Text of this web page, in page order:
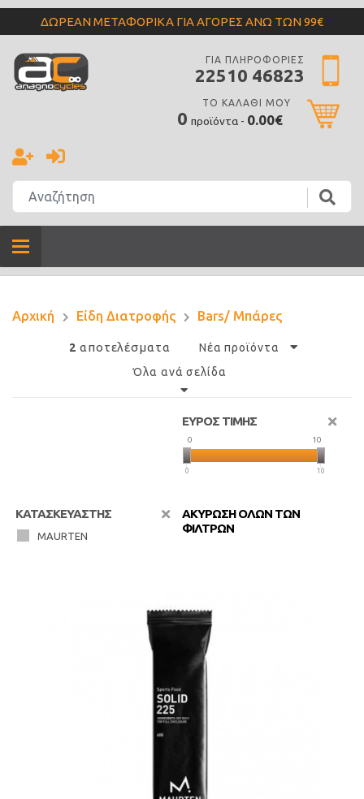
ΔΩΡΕΑΝ ΜΕΤΑΦΟΡΙΚΑ ΓΙΑ ΑΓΟΡΕΣ ΑΝΩ ΤΩΝ 99€
ΓΙΑ ΠΛΗΡΟΦΟΡΙΕΣ
22510 46823
ΤΟ ΚΑΛΑΘΙ ΜΟΥ
0 προϊόντα - 0.00€
Αρχική Είδη Διατροφής Bars/ Μπάρες
2 αποτελέσματα
Νέα προϊόντα
Όλα ανά σελίδα
ΕΥΡΟΣ ΤΙΜΗΣ
0 10
0 10
ΚΑΤΑΣΚΕΥΑΣΤΗΣ
MAURTEN
ΑΚΥΡΩΣΗ ΟΛΩΝ ΤΩΝ
ΦΙΛΤΡΩΝ